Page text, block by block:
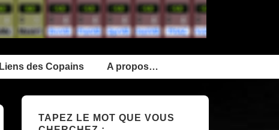
Liens des Copains A propos…
TAPEZ LE MOT QUE VOUS